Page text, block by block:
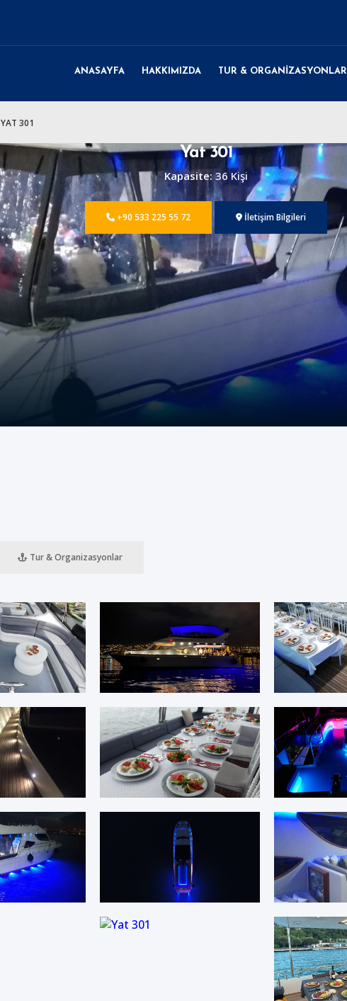
ANASAYFA HAKKIMIZDA TUR & ORGANİZASYONLAR
YAT 301
Yat 301
Kapasite:36 Kişi
+90 533 225 55 72 İletişim Bilgileri
Tur & Organizasyonlar